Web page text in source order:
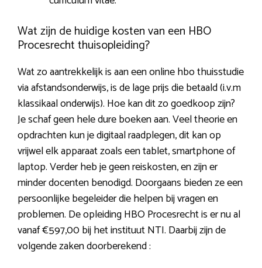
Wat zijn de huidige kosten van een HBO
Procesrecht thuisopleiding?
Wat zo aantrekkelijk is aan een online hbo thuisstudie
via afstandsonderwijs, is de lage prijs die betaald (i.v.m
klassikaal onderwijs). Hoe kan dit zo goedkoop zijn?
Je schaf geen hele dure boeken aan. Veel theorie en
opdrachten kun je digitaal raadplegen, dit kan op
vrijwel elk apparaat zoals een tablet, smartphone of
laptop. Verder heb je geen reiskosten, en zijn er
minder docenten benodigd. Doorgaans bieden ze een
persoonlijke begeleider die helpen bij vragen en
problemen. De opleiding HBO Procesrecht is er nu al
vanaf €597,00 bij het instituut NTI. Daarbij zijn de
volgende zaken doorberekend :